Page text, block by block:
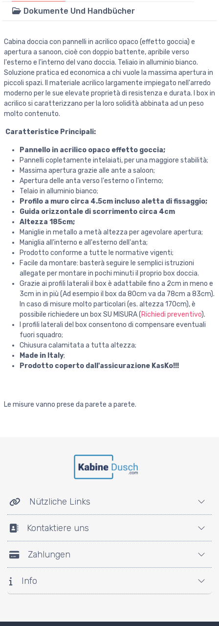
Dokumente Und Handbücher
Cabina doccia con pannelli in acrilico opaco (effetto goccia) e
apertura a sanoon, cioè con doppio battente, apribile verso
l'esterno e l'interno del vano doccia. Teliaio in alluminio bianco.
Soluzione pratica ed economica a chi vuole la massima apertura in
piccoli spazi. II materiale acrilico largamente impiegato nell'arredo
moderno per le sue elevate proprietà di resistenza e durata. I box in
acrilico si caratterizzano per la loro solidità abbinata ad un peso
molto contenuto.
Caratteristice Principali:
Pannello in acrilico opaco effetto goccia;
Pannelli copletamente intelaiati, per una maggiore stabilità;
Massima apertura grazie alle ante a saloon;
Apertura delle anta verso l'esterno o l'interno;
Telaio in alluminio bianco;
Profilo a muro circa 4.5cm incluso aletta di fissaggio;
Guida orizzontale di scorrimento circa 4cm
Altezza 185cm;
Maniglie in metallo a metà altezza per agevolare apertura;
Maniglia all'interno e all'esterno dell'anta;
Prodotto conforme a tutte le normative vigenti;
Facile da montare: basterà seguire le semplici istruzioni
allegate per montare in pochi minuti il proprio box doccia.
Grazie ai profili laterali il box è adattabile fino a 2cm in meno e
3cm in in più (Ad esempio il box da 80cm va da 78cm a 83cm).
In caso di misure molto particolari (es. altezza 170cm), è
possibile richiedere un box SU MISURA (Richiedi preventivo).
I profili laterali del box consentono di compensare eventuali
fuori squadro;
Chiusura calamitata a tutta altezza;
Made in Italy;
Prodotto coperto dall'assicurazione KasKo!!!
Le misure vanno prese da parete a parete.
Nützliche Links
Kontaktiere uns
Zahlungen
Info